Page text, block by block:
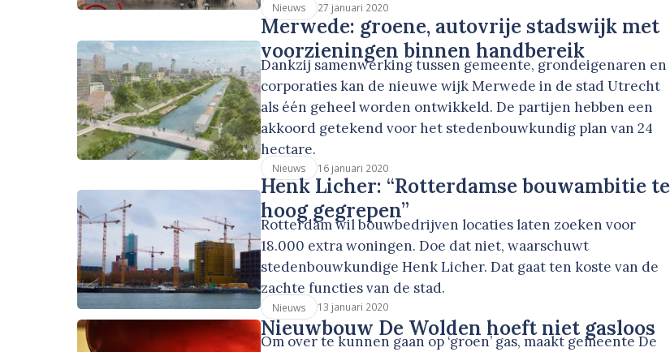
Nieuws 27 januari 2020
Merwede: groene, autovrije stadswijk met
voorzieningen binnen handbereik
Dankzij samenwerking tussen gemeente, grondeigenaren en
corporaties kan de nieuwe wijk Merwede in de stad Utrecht
als één geheel worden ontwikkeld. De partijen hebben een
akkoord getekend voor het stedenbouwkundig plan van 24
hectare.
Nieuws 16 januari 2020
Henk Licher: “Rotterdamse bouwambitie te
hoog gegrepen”
Rotterdam wil bouwbedrijven locaties laten zoeken voor
18.000 extra woningen. Doe dat niet, waarschuwt
stedenbouwkundige Henk Licher. Dat gaat ten koste van de
zachte functies van de stad.
Nieuws 13 januari 2020
Nieuwbouw De Wolden hoeft niet gasloos
Om over te kunnen gaan op ‘groen’ gas, maakt gemeente De